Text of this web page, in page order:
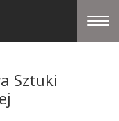
Sztuki